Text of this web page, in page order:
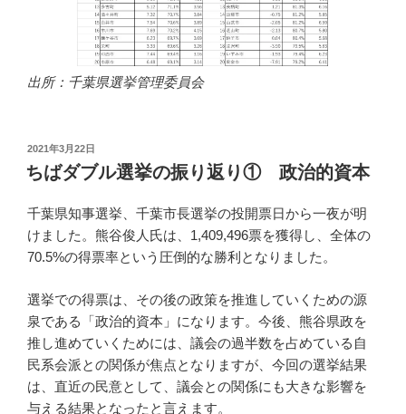
出所：千葉県選挙管理委員会
投
稿
日:
2021年3月22日
ちばダブル選挙の振り返り① 政治的資本
千葉県知事選挙、千葉市長選挙の投開票日から一夜が明
けました。熊谷俊人氏は、1,409,496票を獲得し、全体の
70.5%の得票率という圧倒的な勝利となりました。
選挙での得票は、その後の政策を推進していくための源
泉である「政治的資本」になります。今後、熊谷県政を
推し進めていくためには、議会の過半数を占めている自
民系会派との関係が焦点となりますが、今回の選挙結果
は、直近の民意として、議会との関係にも大きな影響を
与える結果となったと言えます。